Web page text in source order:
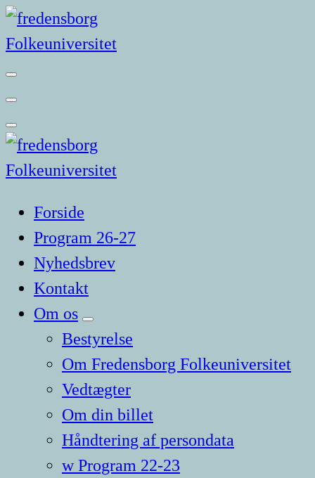
Videre
til
indhold
Forside
Program 26-27
Nyhedsbrev
Kontakt
Om os
Bestyrelse
Om Fredensborg Folkeuniversitet
Vedtægter
Om din billet
Håndtering af persondata
w Program 22-23